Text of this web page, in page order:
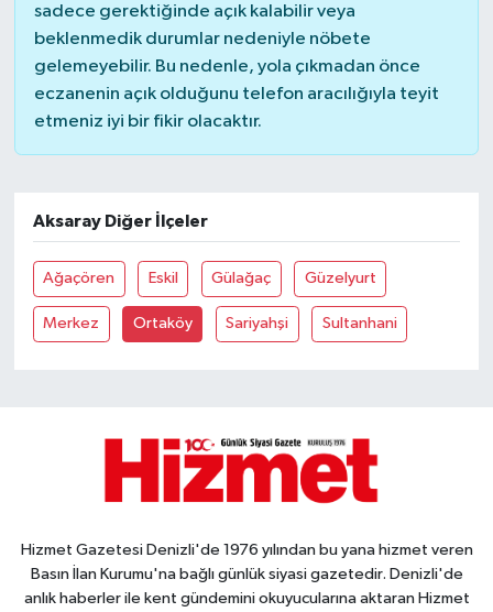
sadece gerektiğinde açık kalabilir veya
beklenmedik durumlar nedeniyle nöbete
gelemeyebilir. Bu nedenle, yola çıkmadan önce
eczanenin açık olduğunu telefon aracılığıyla teyit
etmeniz iyi bir fikir olacaktır.
Aksaray Diğer İlçeler
Ağaçören Eskil Gülağaç Güzelyurt
Merkez Ortaköy Sariyahşi Sultanhani
Hizmet Gazetesi Denizli'de 1976 yılından bu yana hizmet veren
Basın İlan Kurumu'na bağlı günlük siyasi gazetedir. Denizli'de
anlık haberler ile kent gündemini okuyucularına aktaran Hizmet